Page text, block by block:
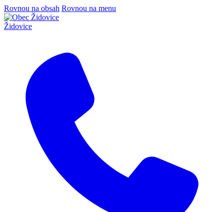
Rovnou na obsah Rovnou na menu
Židovice